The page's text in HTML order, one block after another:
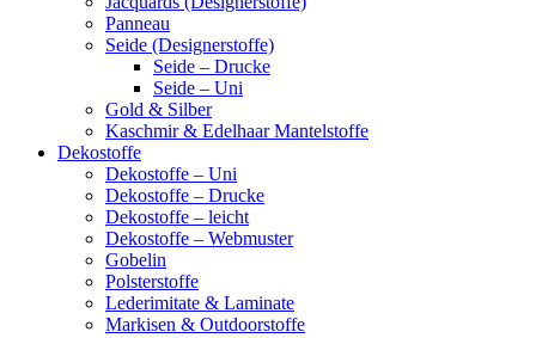
Panneau
Seide (Designerstoffe)
Seide – Drucke
Seide – Uni
Gold & Silber
Kaschmir & Edelhaar Mantelstoffe
Dekostoffe
Dekostoffe – Uni
Dekostoffe – Drucke
Dekostoffe – leicht
Dekostoffe – Webmuster
Gobelin
Polsterstoffe
Lederimitate & Laminate
Markisen & Outdoorstoffe